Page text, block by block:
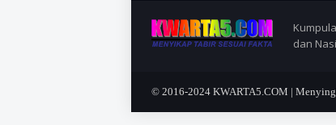
dan
© 2016-2024 KWARTA5.COM |